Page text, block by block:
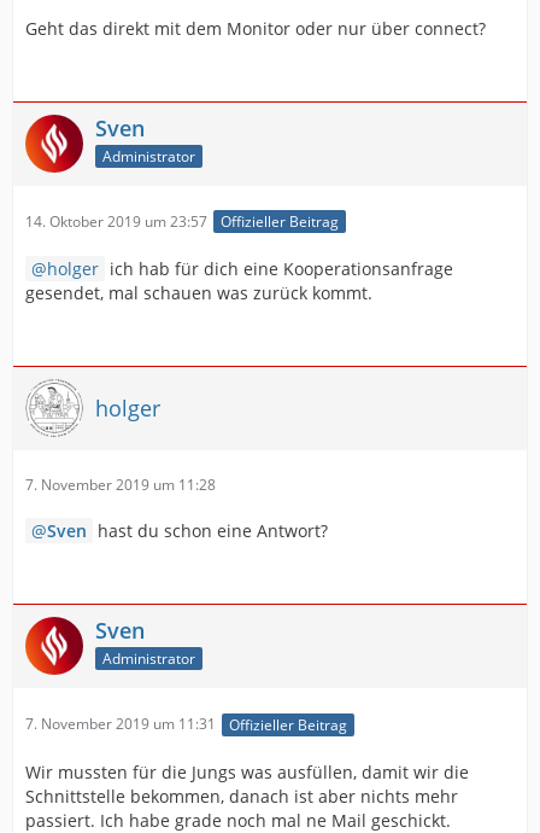
Geht das direkt mit dem Monitor oder nur über connect?
Sven
Administrator
14. Oktober 2019 um 23:57 Offizieller Beitrag
holger ich hab für dich eine Kooperationsanfrage
gesendet, mal schauen was zurück kommt.
holger
7. November 2019 um 11:28
Sven hast du schon eine Antwort?
Sven
Administrator
7. November 2019 um 11:31 Offizieller Beitrag
Wir mussten für die Jungs was ausfüllen, damit wir die
Schnittstelle bekommen, danach ist aber nichts mehr
passiert. Ich habe grade noch mal ne Mail geschickt.